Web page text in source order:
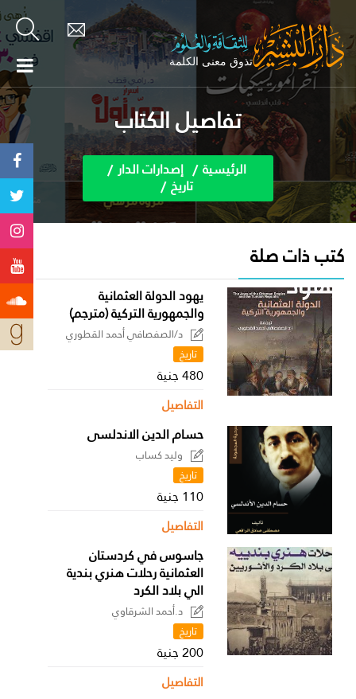
تفاصيل الكتاب
الرئيسية إصدارات الدار
تاريخ
كتب ذات صلة
يهود الدولة العثمانية
والجمهورية التركية (مترجم)
د/الصفصافي أحمد القطوري
تاريخ
480 جنية
التفاصيل
حسام الدين الاندلسى
وليد كساب
تاريخ
110 جنية
التفاصيل
جاسوس في كردستان
العثمانية رحلات هنري بندية
الي بلاد الكرد
د.أحمد الشرقاوي
تاريخ
200 جنية
التفاصيل